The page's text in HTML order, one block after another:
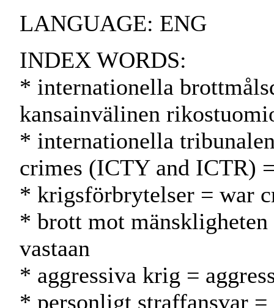
LANGUAGE: ENG
INDEX WORDS:
* internationella
kansainvälinen
* internationella
crimes (ICTY and ICTR)
* krigsförbrytelser = war
* brott mot
vastaan
* aggressiva krig =
* personligt straffansvar